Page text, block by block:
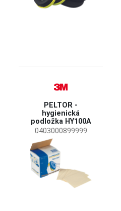
PELTOR -
hygienická
podložka HY100A
0403000899999